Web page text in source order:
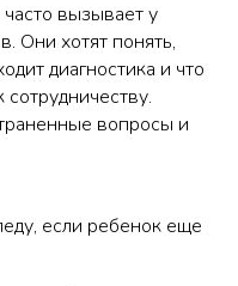
вызывает у
Они хотят понять,
диагностика и что
вопросы и
если ребенок еще